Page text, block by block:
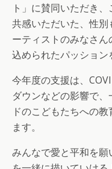
ト」に賛同いただき
共感いただいた、性
ーティストのみなさ
込められたパッション
今年度の支援は、
ダウンなどの影響で
ドのこどもたちへの
ます。
みんなで愛と平和を